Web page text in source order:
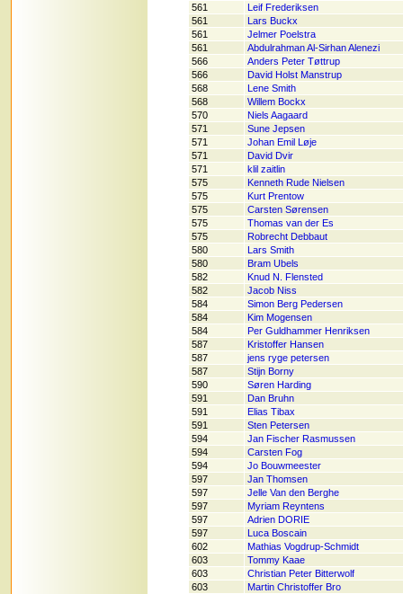
561
Leif Frederiksen
561
Lars Buckx
561
Jelmer Poelstra
561
Abdulrahman Al-Sirhan Alenezi
566
Anders Peter Tøttrup
566
David Holst Manstrup
568
Lene Smith
568
Willem Bockx
570
Niels Aagaard
571
Sune Jepsen
571
Johan Emil Løje
571
David Dvir
571
klil zaitlin
575
Kenneth Rude Nielsen
575
Kurt Prentow
575
Carsten Sørensen
575
Thomas van der Es
575
Robrecht Debbaut
580
Lars Smith
580
Bram Ubels
582
Knud N. Flensted
582
Jacob Niss
584
Simon Berg Pedersen
584
Kim Mogensen
584
Per Guldhammer Henriksen
587
Kristoffer Hansen
587
jens ryge petersen
587
Stijn Borny
590
Søren Harding
591
Dan Bruhn
591
Elias Tibax
591
Sten Petersen
594
Jan Fischer Rasmussen
594
Carsten Fog
594
Jo Bouwmeester
597
Jan Thomsen
597
Jelle Van den Berghe
597
Myriam Reyntens
597
Adrien DORIE
597
Luca Boscain
602
Mathias Vogdrup-Schmidt
603
Tommy Kaae
603
Christian Peter Bitterwolf
603
Martin Christoffer Bro